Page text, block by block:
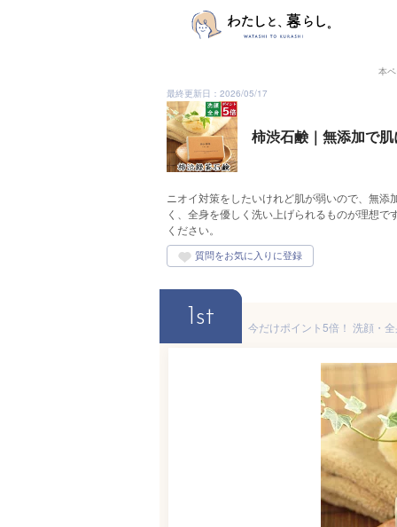
本
最終更新日：2026/05/17
柿渋石鹸｜無添加で
ニオイ対策をしたいけれど肌が弱いので、無
く、全身を優しく洗い上げられるものが理想
ください。
1st